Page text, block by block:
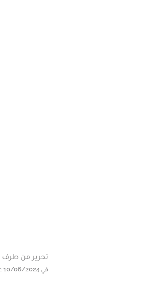
تحرير من طرف
في 10/06/2024 على الساعة 14:01